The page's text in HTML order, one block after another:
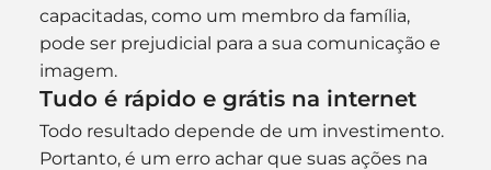
capacitadas, como um membro da família,
pode ser prejudicial para a sua comunicação e
imagem.
Tudo é rápido e grátis na internet
Todo resultado depende de um investimento.
Portanto, é um erro achar que suas ações na